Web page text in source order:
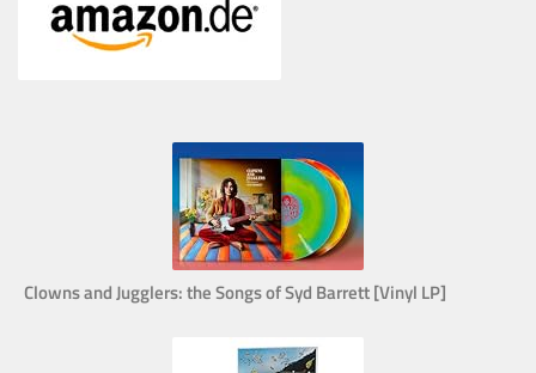
Clowns and Jugglers: the Songs of Syd Barrett [Vinyl LP]